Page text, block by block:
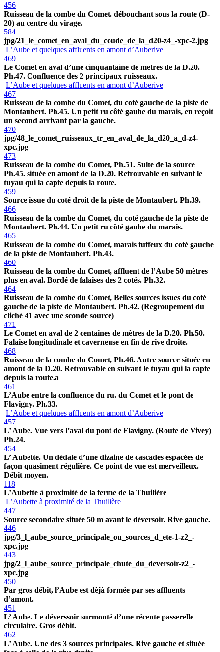
456
Ruisseau de la combe du Comet. débouchant sous la route (D-
20) au centre du virage.
584
jpg/21_le_comet_en_aval_du_coude_de_la_d20-z4_-xpc-2.jpg
L’Aube et quelques affluents en amont d’Auberive
469
Le Comet en aval d’une cinquantaine de mètres de la D.20.
Ph.47. Confluence des 2 principaux ruisseaux.
L’Aube et quelques affluents en amont d’Auberive
467
Ruisseau de la combe du Comet, du coté gauche de la piste de
Montaubert. Ph.45. Un petit ru côté gauhe du marais, en reçoit
un second arrivant par la gauche.
470
jpg/48_le_comet_ruisseaux_tr_en_aval_de_la_d20_a_d-z4-
xpc.jpg
473
Ruisseau de la combe du Comet, Ph.51. Suite de la source
Ph.45. située en amont de la D.20. Retrouvable en suivant le
tuyau qui la capte depuis la route.
459
Source issue du coté droit de la piste de Montaubert. Ph.39.
466
Ruisseau de la combe du Comet, du coté gauche de la piste de
Montaubert. Ph.44. Un petit ru côté gauhe du marais.
465
Ruisseau de la combe du Comet, marais tuffeux du coté gauche
de la piste de Montaubert. Ph.43.
460
Ruisseau de la combe du Comet, affluent de l’Aube 50 mètres
plus en aval. Bordé de falaises des 2 cotés. Ph.32.
464
Ruisseau de la combe du Comet, Belles sources issues du coté
gauche de la piste de Montaubert. Ph.42. (Regroupement du
cliché 41 avec une sconde source)
471
Le Comet en aval de 2 centaines de mètres de la D.20. Ph.50.
Falaise longitudinale et caverneuse en fin de rive droite.
468
Ruisseau de la combe du Comet, Ph.46. Autre source située en
amont de la D.20. Retrouvable en suivant le tuyau qui la capte
depuis la route.a
461
L’Aube entre la confluence du ru. du Comet et le pont de
Flavigny. Ph.33.
L’Aube et quelques affluents en amont d’Auberive
457
L’ Aube. Vue vers l’aval du pont de Flavigny. (Route de Vivey)
Ph.24.
454
L’ Aubette. Un dédale d’une dizaine de cascades espacées de
façon quasiment régulière. Ce point de vue est merveilleux.
Débit moyen.
118
L’Aubette à proximité de la ferme de la Thuilière
L’Aubette à proximité de la Thuilière
447
Source secondaire située 50 m avant le déversoir. Rive gauche.
446
jpg/3_l_aube_source_principale_ou_sources_d_ete-1-z2_-
xpc.jpg
443
jpg/2_l_aube_source_principale_chute_du_deversoir-z2_-
xpc.jpg
450
Par gros débit, l’Aube est dèjà formée par ses affluents
d’amont.
451
L’ Aube. Le déverssoir surmonté d’une récente passerelle
circulaire. Gros débit.
462
L’ Aube. Une des 3 sources principales. Rive gauche et située